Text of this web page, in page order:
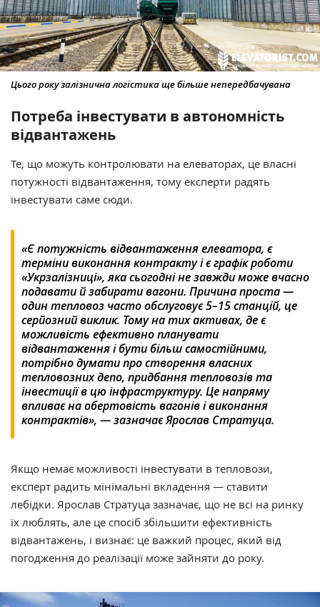
Цього року залізнична логістика ще більше непередбачувана
Потреба інвестувати в автономність
відвантажень
Те, що можуть контролювати на елеваторах, це власні
потужності відвантаження, тому експерти радять
інвестувати саме сюди.
«Є потужність відвантаження елеватора, є
терміни виконання контракту і є графік роботи
«Укрзалізниці», яка сьогодні не завжди може вчасно
подавати й забирати вагони. Причина проста —
один тепловоз часто обслуговує 5–15 станцій, це
серйозний виклик. Тому на тих активах, де є
можливість ефективно планувати
відвантаження і бути більш самостійними,
потрібно думати про створення власних
тепловозних депо, придбання тепловозів та
інвестиції в цю інфраструктуру. Це напряму
впливає на обертовість вагонів і виконання
контрактів», — зазначає Ярослав Стратуца.
Якщо немає можливості інвестувати в тепловози,
експерт радить мінімальні вкладення — ставити
лебідки. Ярослав Стратуца зазначає, що не всі на ринку
їх люблять, але це спосіб збільшити ефективність
відвантажень, і визнає: це важкий процес, який від
погодження до реалізації може зайняти до року.